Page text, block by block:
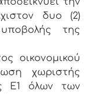
δυο (2)
της
οικονομικού
χωριστής
Ε1 όλων των